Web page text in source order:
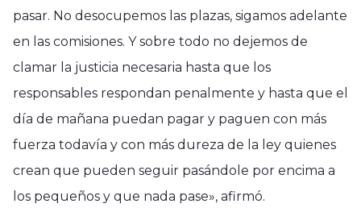
pasar. No desocupemos las plazas, sigamos adelante
en las comisiones. Y sobre todo no dejemos de
clamar la justicia necesaria hasta que los
responsables respondan penalmente y hasta que el
día de mañana puedan pagar y paguen con más
fuerza todavía y con más dureza de la ley quienes
crean que pueden seguir pasándole por encima a
los pequeños y que nada pase», afirmó.